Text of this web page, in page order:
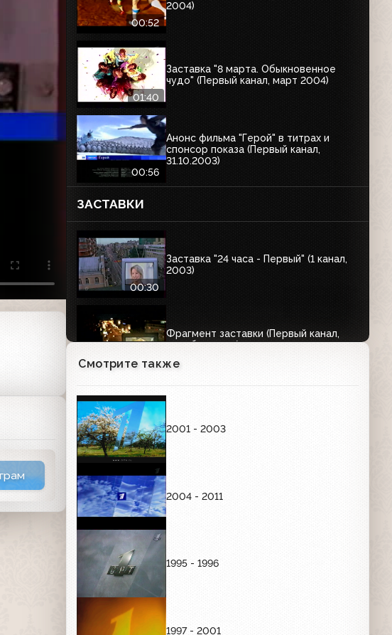
00:52
2004)
01:40
Заставка "8 марта. Обыкновенное
чудо" (Первый канал, март 2004)
00:56
Анонс фильма "Герой" в титрах и
спонсор показа (Первый канал,
31.10.2003)
ЗАСТАВКИ
00:30
Заставка "24 часа - Первый" (1 канал,
2003)
00:02
Фрагмент заставки (Первый канал,
декабрь 2003)
02:13
01:08
Промо "Есть месяц Май" (Первый
канал, 09.05.2004)
РЕКЛАМНЫЕ ЗАСТАВКИ
Смотрите также
2001 - 2003
2004 - 2011
1995 - 1996
1997 - 2001